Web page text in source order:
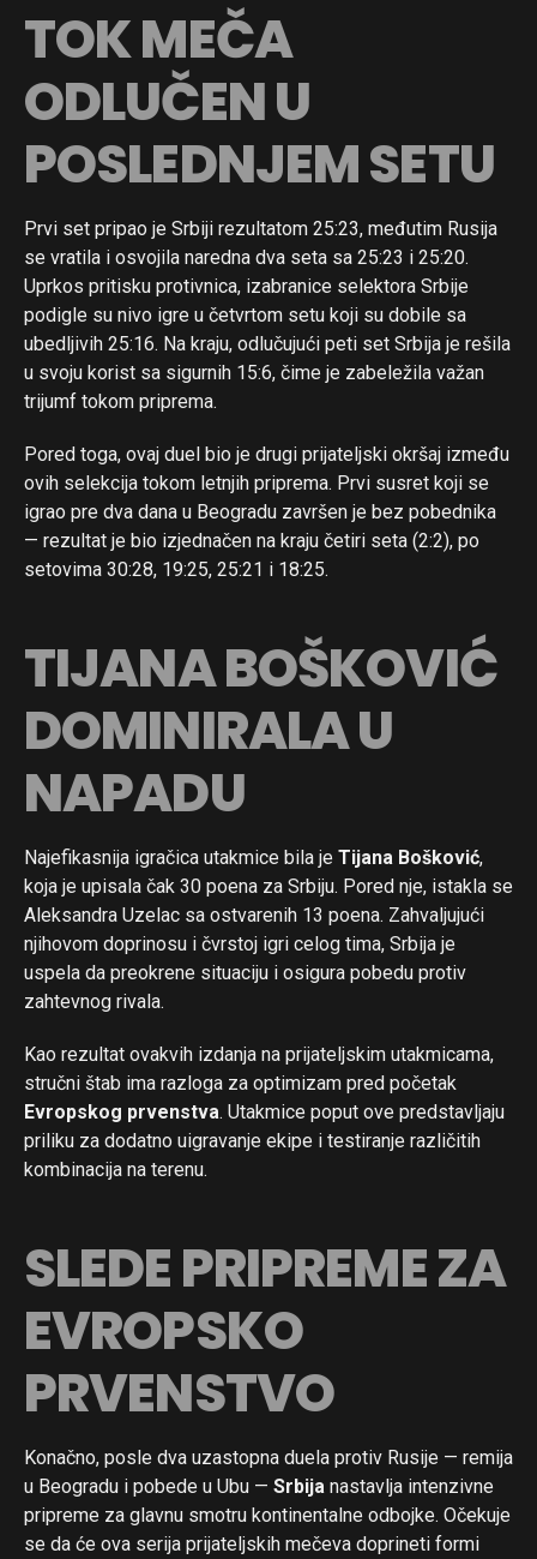
TOK MEČA
ODLUČEN U
POSLEDNJEM SETU
Prvi set pripao je Srbiji rezultatom 25:23, međutim Rusija
se vratila i osvojila naredna dva seta sa 25:23 i 25:20.
Uprkos pritisku protivnica, izabranice selektora Srbije
podigle su nivo igre u četvrtom setu koji su dobile sa
ubedljivih 25:16. Na kraju, odlučujući peti set Srbija je rešila
u svoju korist sa sigurnih 15:6, čime je zabeležila važan
trijumf tokom priprema.
Pored toga, ovaj duel bio je drugi prijateljski okršaj između
ovih selekcija tokom letnjih priprema. Prvi susret koji se
igrao pre dva dana u Beogradu završen je bez pobednika
— rezultat je bio izjednačen na kraju četiri seta (2:2), po
setovima 30:28, 19:25, 25:21 i 18:25.
TIJANA BOŠKOVIĆ
DOMINIRALA U
NAPADU
Najefikasnija igračica utakmice bila je Tijana Bošković,
koja je upisala čak 30 poena za Srbiju. Pored nje, istakla se
Aleksandra Uzelac sa ostvarenih 13 poena. Zahvaljujući
njihovom doprinosu i čvrstoj igri celog tima, Srbija je
uspela da preokrene situaciju i osigura pobedu protiv
zahtevnog rivala.
Kao rezultat ovakvih izdanja na prijateljskim utakmicama,
stručni štab ima razloga za optimizam pred početak
Evropskog prvenstva. Utakmice poput ove predstavljaju
priliku za dodatno uigravanje ekipe i testiranje različitih
kombinacija na terenu.
SLEDE PRIPREME ZA
EVROPSKO
PRVENSTVO
Konačno, posle dva uzastopna duela protiv Rusije — remija
u Beogradu i pobede u Ubu — Srbija nastavlja intenzivne
pripreme za glavnu smotru kontinentalne odbojke. Očekuje
se da će ova serija prijateljskih mečeva doprineti formi
Flipboard
Reddit
Pinterest
Email